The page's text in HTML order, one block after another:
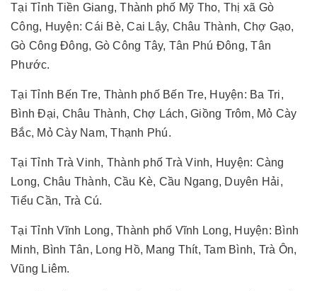
Tại Tỉnh Tiền Giang, Thành phố Mỹ Tho, Thị xã Gò
Công, Huyện: Cái Bè, Cai Lậy, Châu Thành, Chợ Gạo,
Gò Công Đông, Gò Công Tây, Tân Phú Đông, Tân
Phước.
Tại Tỉnh Bến Tre, Thành phố Bến Tre, Huyện: Ba Tri,
Bình Đại, Châu Thành, Chợ Lách, Giồng Trôm, Mỏ Cày
Bắc, Mỏ Cày Nam, Thạnh Phú.
Tại Tỉnh Trà Vinh, Thành phố Trà Vinh, Huyện: Càng
Long, Châu Thành, Cầu Kè, Cầu Ngang, Duyên Hải,
Tiểu Cần, Trà Cú.
Tại Tỉnh Vĩnh Long, Thành phố Vĩnh Long, Huyện: Bình
Minh, Bình Tân, Long Hồ, Mang Thít, Tam Bình, Trà Ôn,
Vũng Liêm.